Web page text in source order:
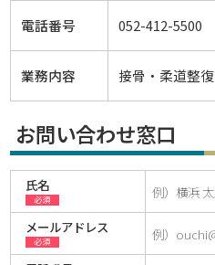
電話番号 052-412-5500
業務内容 接骨・柔道整復
お問い合わせ窓口
氏名
必須
メールアドレス
必須